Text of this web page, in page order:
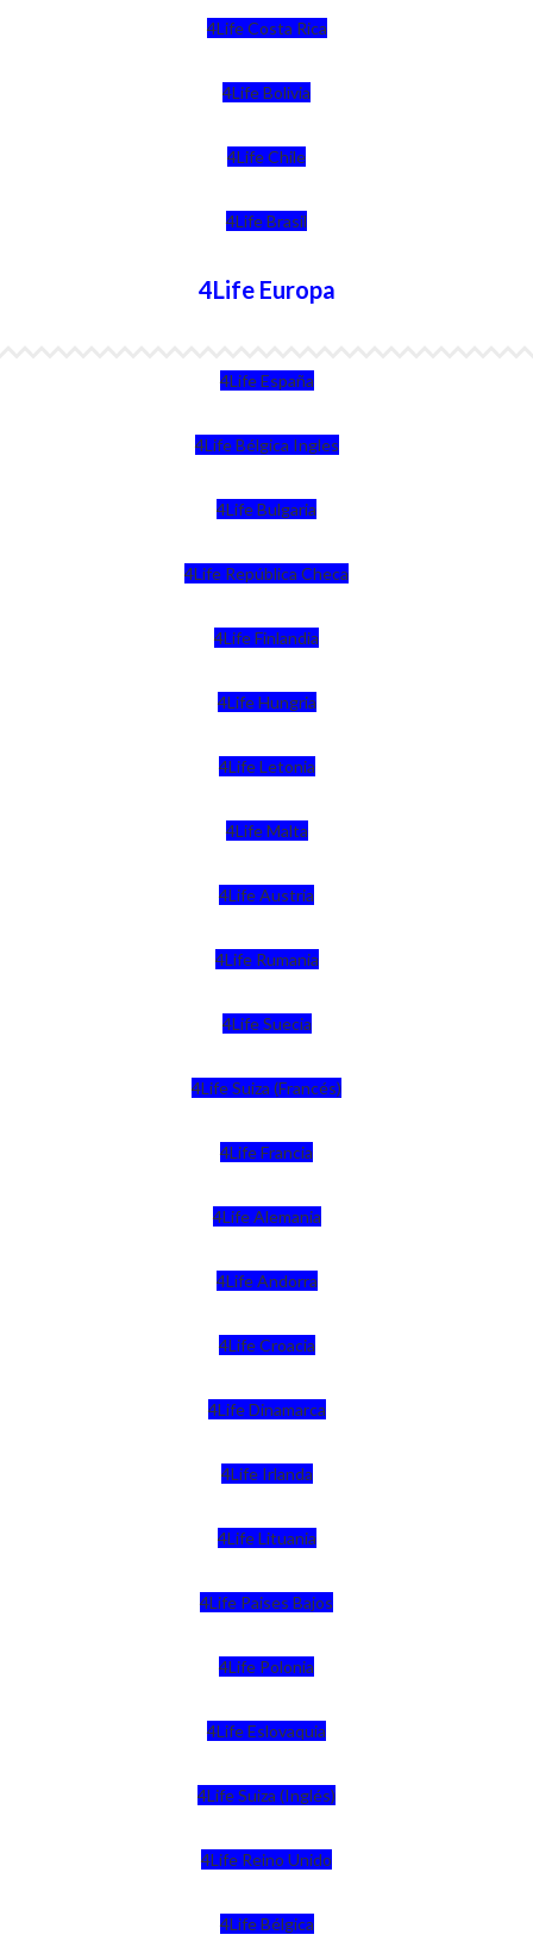
4Life Costa Rica
4Life Bolivia
4Life Chile
4Life Brasil
4Life Europa
4Life España
4Life Bélgica Ingles
4Life Bulgaria
4Life República Checa
4Life Finlandia
4Life Hungria
4Life Letonia
4Life Malta
4Life Austria
4Life Rumania
4Life Suecia
4Life Suiza (Francés)
4Life Francia
4Life Alemania
4Life Andorra
4Life Croacia
4Life Dinamarca
4Life Irlanda
4Life Lituania
4Life Paises Bajos
4Life Polonia
4Life Eslovaquia
4Life Suiza (Inglés)
4Life Reino Unido
4Life Bélgica